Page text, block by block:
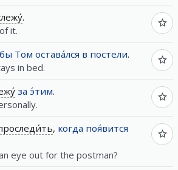
.
it.
Том остава́лся в постели.
in bed.
за э́тим.
, когда поя́вится
eye out for the postman?